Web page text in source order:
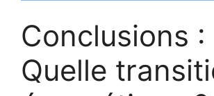
Conclusions :
Quelle